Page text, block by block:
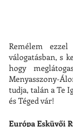
Remélem
válogatásban, s
hogy
Menyasszony-
tudja, talán a Te
és Téged vár!
Európa Esküvői